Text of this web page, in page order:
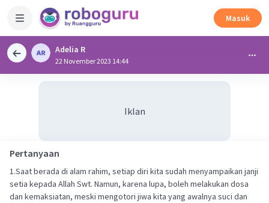
Masuk
Adelia R
22 November 2023 14:44
Iklan
Pertanyaan
1.Saat berada di alam rahim, setiap diri kita sudah menyampaikan janji
setia kepada Allah Swt. Namun, karena lupa, boleh melakukan dosa
dan kemaksiatan, meski mengotori jiwa kita yang awalnya suci dan